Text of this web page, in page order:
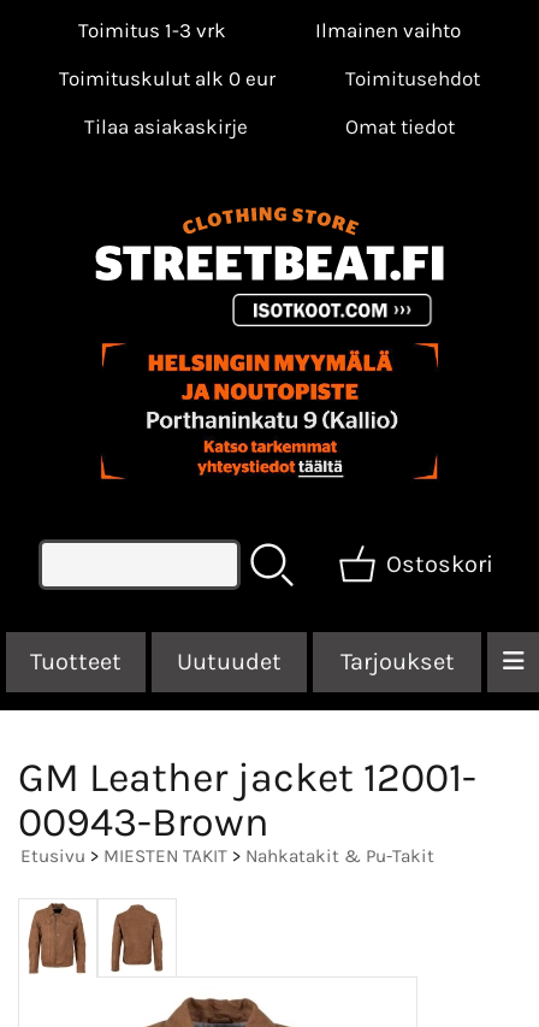
Toimitus 1-3 vrk
Ilmainen vaihto
Toimituskulut alk 0 eur
Toimitusehdot
Tilaa asiakaskirje
Omat tiedot
Ostoskori
Tuotteet Uutuudet Tarjoukset
GM Leather jacket 12001-
00943-Brown
Etusivu > MIESTEN TAKIT > Nahkatakit & Pu-Takit